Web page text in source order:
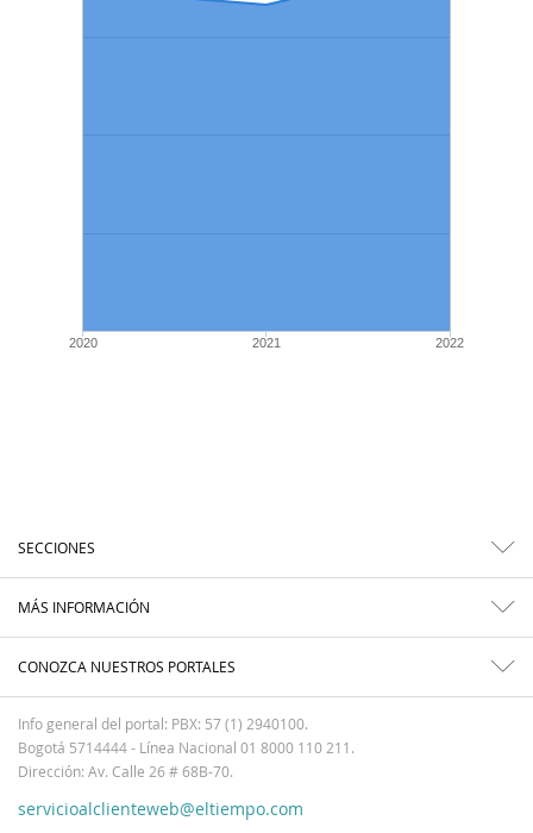
2020 2021 2022
SECCIONES
MÁS INFORMACIÓN
CONOZCA NUESTROS PORTALES
Info general del portal: PBX: 57 (1) 2940100.
Bogotá 5714444 - Línea Nacional 01 8000 110 211.
Dirección: Av. Calle 26 # 68B-70.
servicioalclienteweb@eltiempo.com